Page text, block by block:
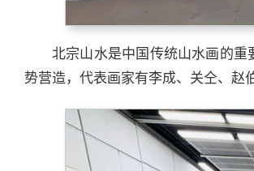
北宗山水是中国传统山水画的
势营造，代表画家有李成、关仝、赵